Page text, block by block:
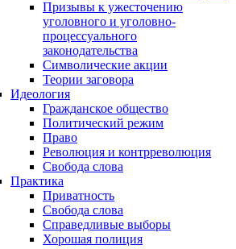
Призывы к ужесточению
уголовного и уголовно-
процессуального
законодательства
Символические акции
Теории заговора
Идеология
Гражданское общество
Политический режим
Право
Революция и контрреволюция
Свобода слова
Практика
Приватность
Свобода слова
Справедливые выборы
Хорошая полиция